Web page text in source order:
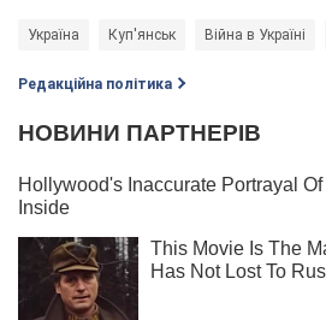
Україна Куп'янськ Війна в Україні
Редакційна політика